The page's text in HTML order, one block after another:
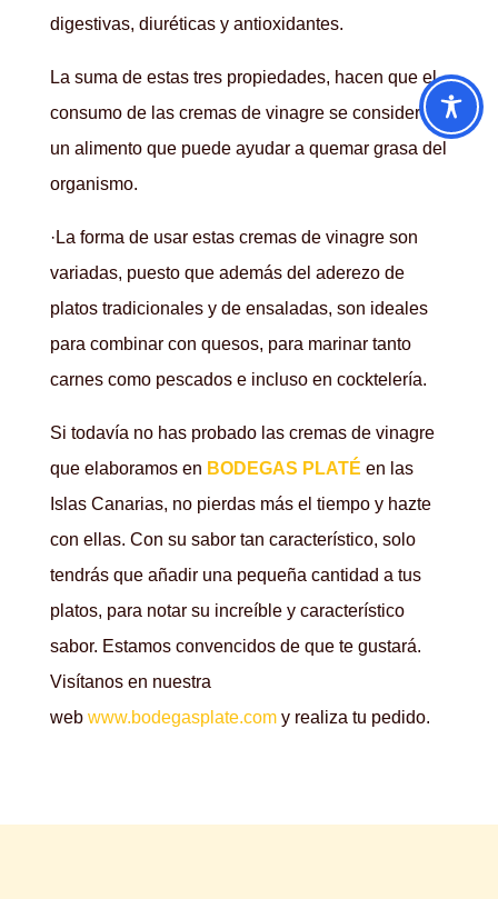
digestivas, diuréticas y antioxidantes.
La suma de estas tres propiedades, hacen que el
consumo de las cremas de vinagre se considere
un alimento que puede ayudar a quemar grasa del
organismo.
·La forma de usar estas cremas de vinagre son
variadas, puesto que además del aderezo de
platos tradicionales y de ensaladas, son ideales
para combinar con quesos, para marinar tanto
carnes como pescados e incluso en cocktelería.
Si todavía no has probado las cremas de vinagre
que elaboramos en BODEGAS PLATÉ en las
Islas Canarias, no pierdas más el tiempo y hazte
con ellas. Con su sabor tan característico, solo
tendrás que añadir una pequeña cantidad a tus
platos, para notar su increíble y característico
sabor. Estamos convencidos de que te gustará.
Visítanos en nuestra
web www.bodegasplate.comy realiza tu pedido.